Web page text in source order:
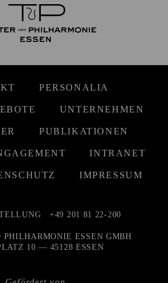
PERSONALIA
UNTERNEHMEN
PUBLIKATIONEN
INTRANET
IMPRESSUM
+49 201 81 22-200
PHILHARMONIE ESSEN GMBH
10 — 45128 ESSEN